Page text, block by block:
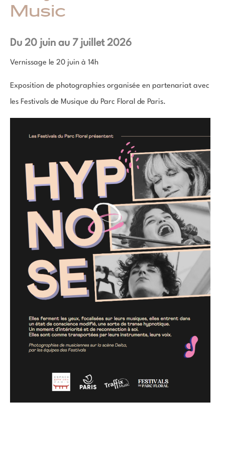
Music
Du 20 juin au 7 juillet 2026
Vernissage le 20 juin à 14h
Exposition de photographies organisée en partenariat avec
les Festivals de Musique du Parc Floral de Paris.